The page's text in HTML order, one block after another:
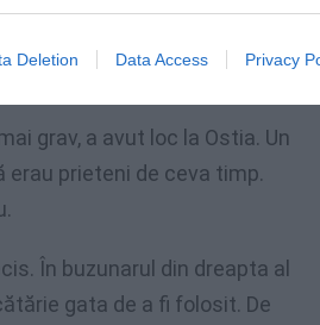
Deletion Data Access Privacy
ucide imediat ce ies
grav, a avut loc la Ostia. Un
prieteni de ceva timp.
În buzunarul din dreapta al
gata de a fi folosit. De